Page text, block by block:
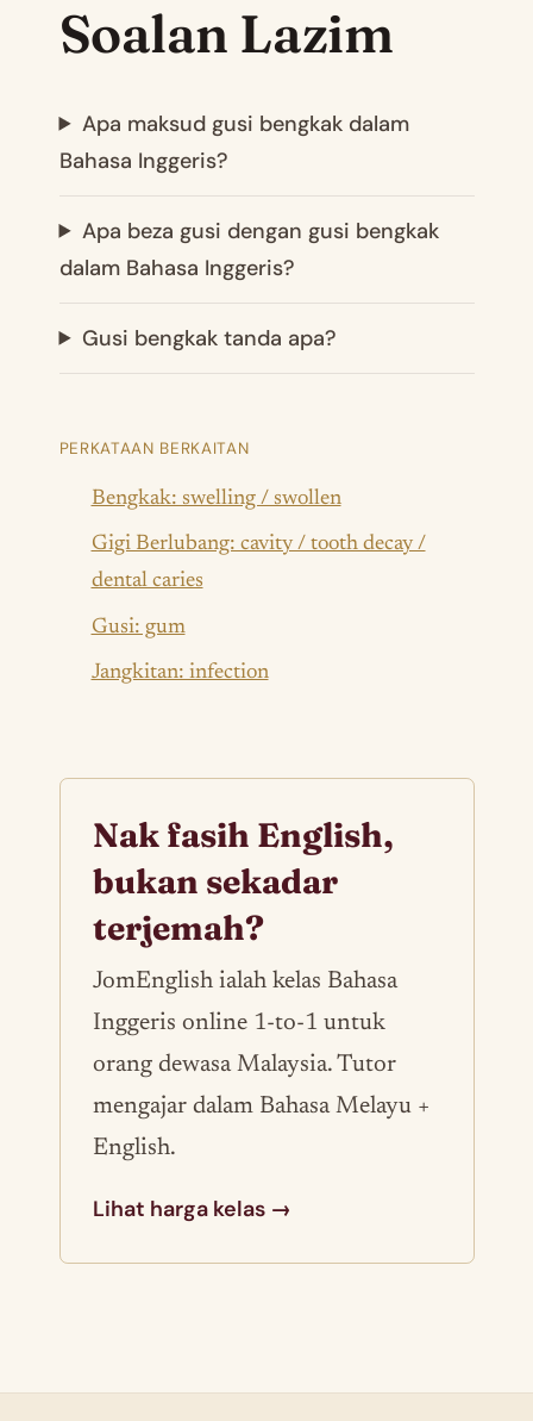
Soalan Lazim
Apa maksud gusi bengkak dalam
Bahasa Inggeris?
Apa beza gusi dengan gusi bengkak
dalam Bahasa Inggeris?
Gusi bengkak tanda apa?
PERKATAAN BERKAITAN
Bengkak: swelling / swollen
Gigi Berlubang: cavity / tooth decay /
dental caries
Gusi: gum
Jangkitan: infection
Nak fasih English,
bukan sekadar
terjemah?
JomEnglish ialah kelas Bahasa
Inggeris online 1-to-1 untuk
orang dewasa Malaysia. Tutor
mengajar dalam Bahasa Melayu +
English.
Lihat harga kelas →